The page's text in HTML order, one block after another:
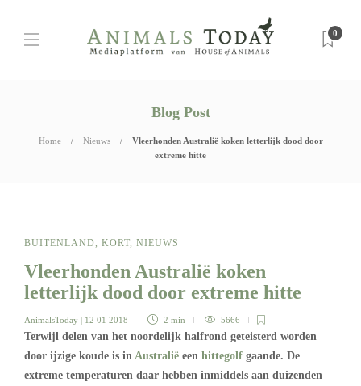
0
Blog Post
Home Nieuws
Vleerhonden Australië koken letterlijk dood door
extreme hitte
BUITENLAND, KORT, NIEUWS
Vleerhonden Australië koken
letterlijk dood door extreme hitte
AnimalsToday | 12 01 2018 2 min 5666
Terwijl delen van het noordelijk halfrond geteisterd worden
door ijzige koude is in Australië een hittegolf gaande. De
extreme temperaturen daar hebben inmiddels aan duizenden